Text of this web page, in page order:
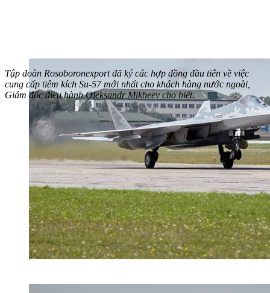
Tập đoàn Rosoboronexport đã ký các hợp đồng đầu tiên về việc
cung cấp tiêm kích Su-57 mới nhất cho khách hàng nước ngoài,
Giám đốc điều hành Oleksandr Mikheev cho biết.